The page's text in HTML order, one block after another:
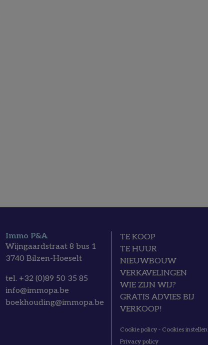
Immo P&A
Wijngaardstraat 8 bus 1
3740 Bilzen-Hoeselt
tel. +32 (0)89 50 35 85
info@immopa.be
boekhouding@immopa.be
TE KOOP
TE HUUR
NIEUWBOUW
VERKAVELINGEN
WIE ZIJN WIJ?
GRATIS ADVIES BIJ
VERKOOP!
Cookie policy- Cookies instellen
Privacy policy